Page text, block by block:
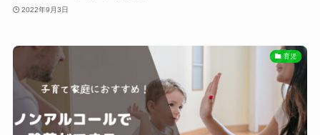
2022年9月3日
育児